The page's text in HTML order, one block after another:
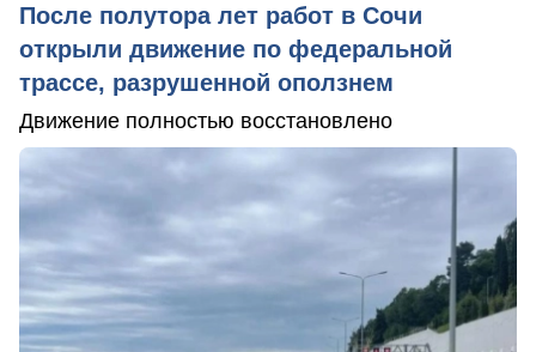
После полутора лет работ в Сочи
открыли движение по федеральной
трассе, разрушенной оползнем
Движение полностью восстановлено